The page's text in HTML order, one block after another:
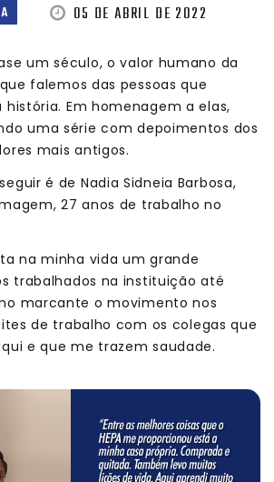
05 DE ABRIL DE 2022
um século, o valor humano da
falemos das pessoas que
Em homenagem a elas,
uma série com depoimentos dos
mais antigos.
é de Nadia Sidneia Barbosa,
27 anos de trabalho no
na minha vida um grande
trabalhados na instituição até
marcante o movimento nos
de trabalho com os colegas que
e que me trazem saudade.